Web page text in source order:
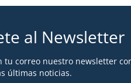
al Newsletter
tu correo nuestro newsletter
últimas noticias.